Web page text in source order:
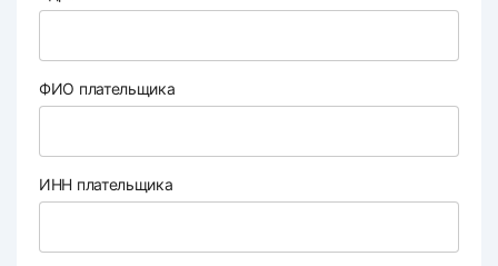
ФИО плательщика
ИНН плательщика